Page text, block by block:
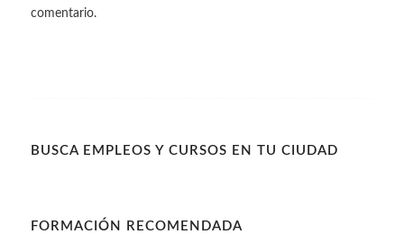
comentario.
BUSCA EMPLEOS Y CURSOS EN TU CIUDAD
FORMACIÓN RECOMENDADA